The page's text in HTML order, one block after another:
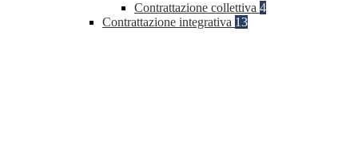
Contrattazione collettiva 4
Contrattazione integrativa 13